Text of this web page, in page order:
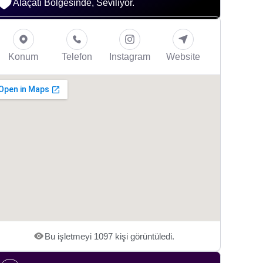
Alaçatı Bölgesinde, Seviliyor.
Konum Telefon Instagram Website
Bu işletmeyi 1097 kişi görüntüledi.